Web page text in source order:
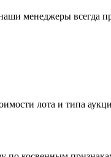
менеджеры
лота и типа